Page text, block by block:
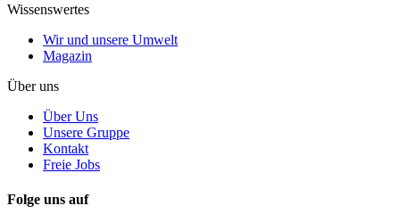
Wissenswertes
Wir und unsere Umwelt
Magazin
Über uns
Über Uns
Unsere Gruppe
Kontakt
Freie Jobs
Folge uns auf